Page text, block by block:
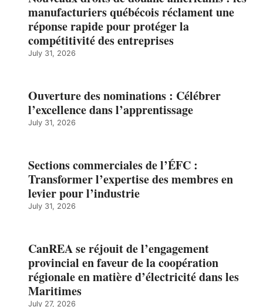
manufacturiers québécois réclament une
réponse rapide pour protéger la
compétitivité des entreprises
July 31, 2026
Ouverture des nominations : Célébrer
l’excellence dans l’apprentissage
July 31, 2026
Sections commerciales de l’ÉFC :
Transformer l’expertise des membres en
levier pour l’industrie
July 31, 2026
CanREA se réjouit de l’engagement
provincial en faveur de la coopération
régionale en matière d’électricité dans les
Maritimes
July 27, 2026